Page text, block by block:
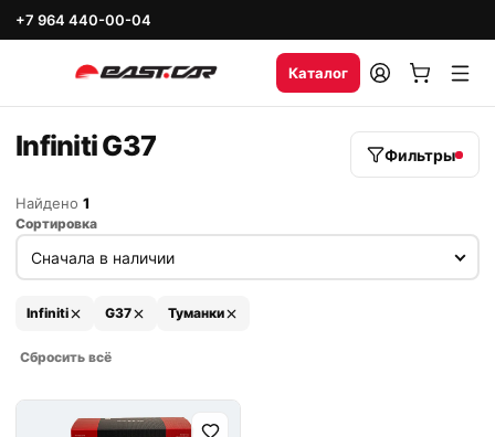
+7 964 440-00-04
Каталог
Infiniti G37 Фильтры
Найдено 1
Сортировка
Infiniti G37 Туманки
Сбросить всё